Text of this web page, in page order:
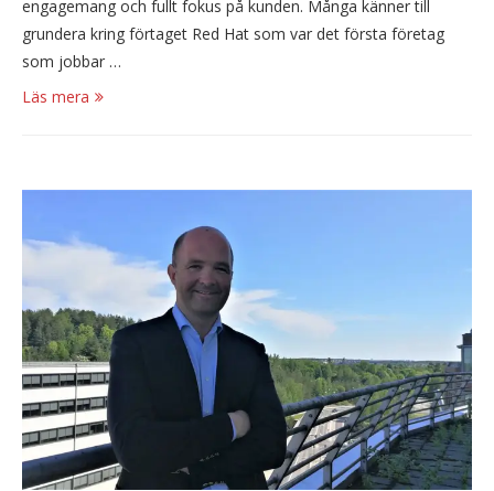
engagemang och fullt fokus på kunden. Många känner till
grundera kring förtaget Red Hat som var det första företag
som jobbar …
Läs mera